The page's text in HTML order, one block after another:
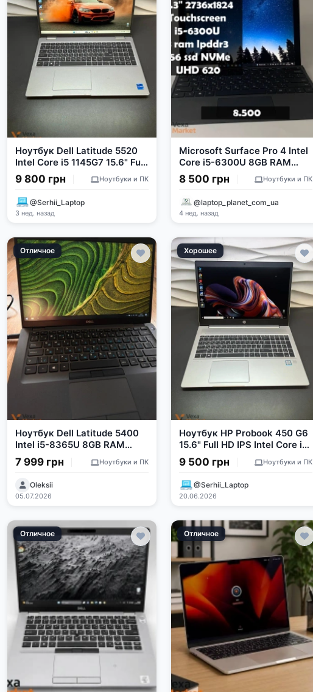
Ноутбук Dell Latitude 5520
Intel Core i5 1145G7 15.6" Full
HD IPS 8GB RAM 256GB SSD
9 800 грн Ноутбуки и ПК
@Serhii_Laptop
3 нед. назад
Microsoft Surface Pro 4 Intel
Core i5-6300U 8GB RAM
256GB SSD
8 500 грн Ноутбуки и ПК
@laptop_planet_com_ua
4 нед. назад
Отличное
Ноутбук Dell Latitude 5400
Intel i5-8365U 8GB RAM
256GB SSD FullHD
7 999 грн Ноутбуки и ПК
Oleksii
05.07.2026
Хорошее
Ноутбук HP Probook 450 G6
15.6" Full HD IPS Intel Core i5
8265U 8Gb RAM 256Gb SSD
9 500 грн Ноутбуки и ПК
@Serhii_Laptop
20.06.2026
Отличное Отличное